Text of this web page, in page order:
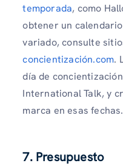
temporada, como
obtener un
variado, consulte
concientización.com.
día de
International Talk, y
marca en esas fechas.
7. Presupuesto